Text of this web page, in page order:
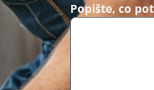
Popište, co